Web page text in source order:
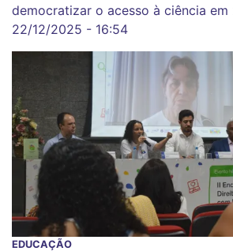
democratizar o acesso à ciência em
22/12/2025 - 16:54
EDUCAÇÃO